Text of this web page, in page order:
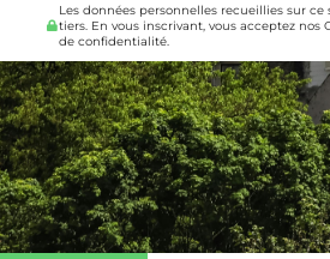
Les données personnelles recueillies sur
tiers. En vous inscrivant, vous acceptez
de confidentialité.